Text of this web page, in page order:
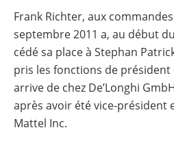
Frank Richter, aux
septembre 2011 a, au début
cédé sa place à Stephan
pris les fonctions de
arrive de chez De’Longhi
après avoir été vice-président
Mattel Inc.